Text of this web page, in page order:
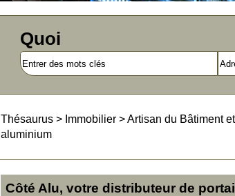
Quoi
Thésaurus > Immobilier >Artisan du Bâtiment
aluminium
Côté Alu, votre distributeur de